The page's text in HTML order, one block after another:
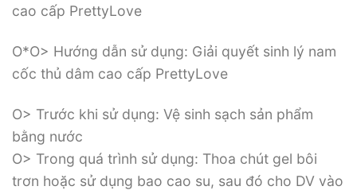
cao cấp PrettyLove
O*O> Hướng dẫn sử dụng: Giải quyết sinh lý nam
cốc thủ dâm cao cấp PrettyLove
O> Trước khi sử dụng: Vệ sinh sạch sản phẩm
bằng nước
O> Trong quá trình sử dụng: Thoa chút gel bôi
trơn hoặc sử dụng bao cao su, sau đó cho DV vào